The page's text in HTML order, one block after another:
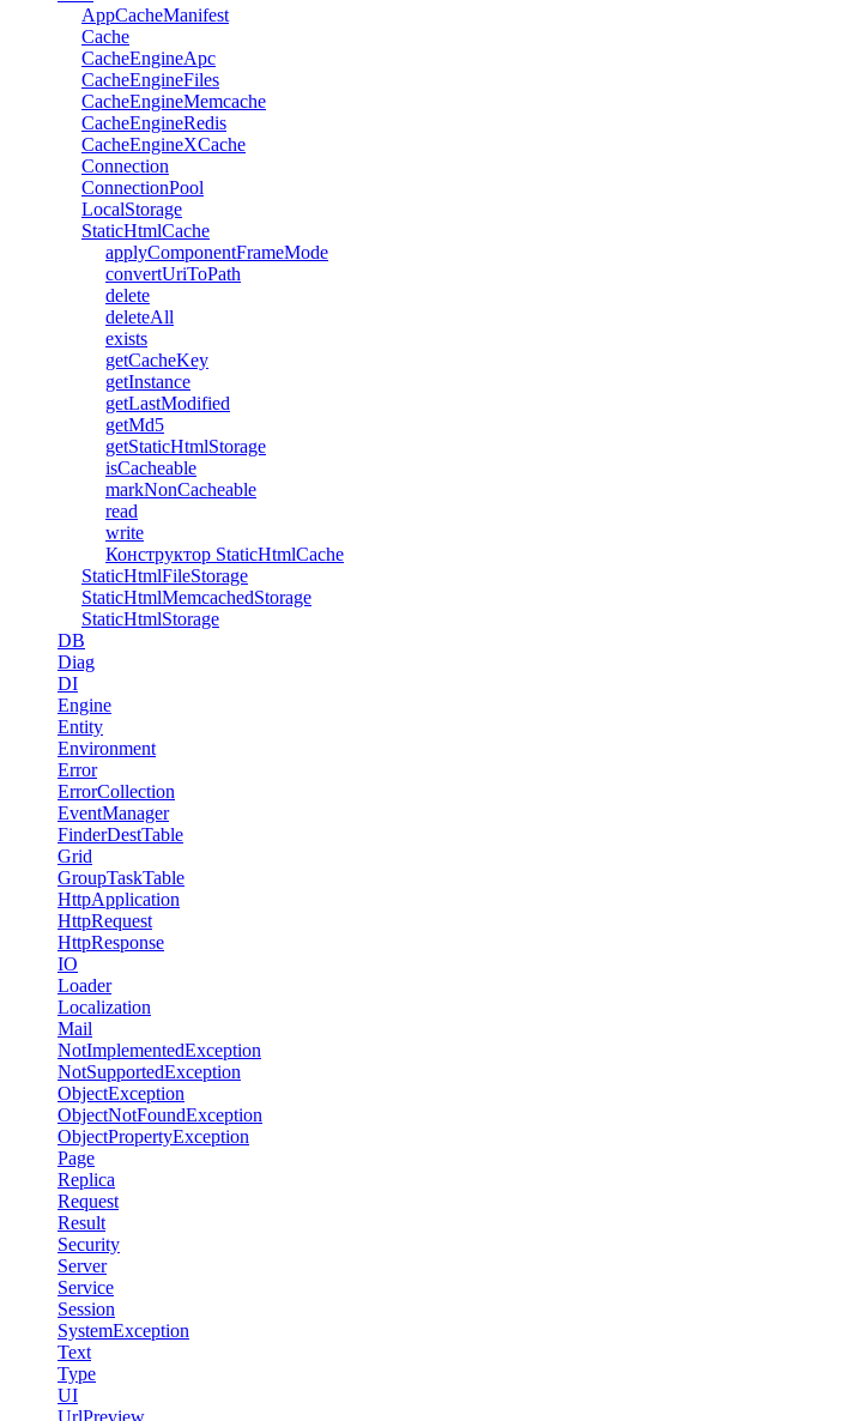
AppCacheManifest
Cache
CacheEngineApc
CacheEngineFiles
CacheEngineMemcache
CacheEngineRedis
CacheEngineXCache
Connection
ConnectionPool
LocalStorage
StaticHtmlCache
applyComponentFrameMode
convertUriToPath
delete
deleteAll
exists
getCacheKey
getInstance
getLastModified
getMd5
getStaticHtmlStorage
isCacheable
markNonCacheable
read
write
Конструктор StaticHtmlCache
StaticHtmlFileStorage
StaticHtmlMemcachedStorage
StaticHtmlStorage
DB
Diag
DI
Engine
Entity
Environment
Error
ErrorCollection
EventManager
FinderDestTable
Grid
GroupTaskTable
HttpApplication
HttpRequest
HttpResponse
IO
Loader
Localization
Mail
NotImplementedException
NotSupportedException
ObjectException
ObjectNotFoundException
ObjectPropertyException
Page
Replica
Request
Result
Security
Server
Service
Session
SystemException
Text
Type
UI
UrlPreview